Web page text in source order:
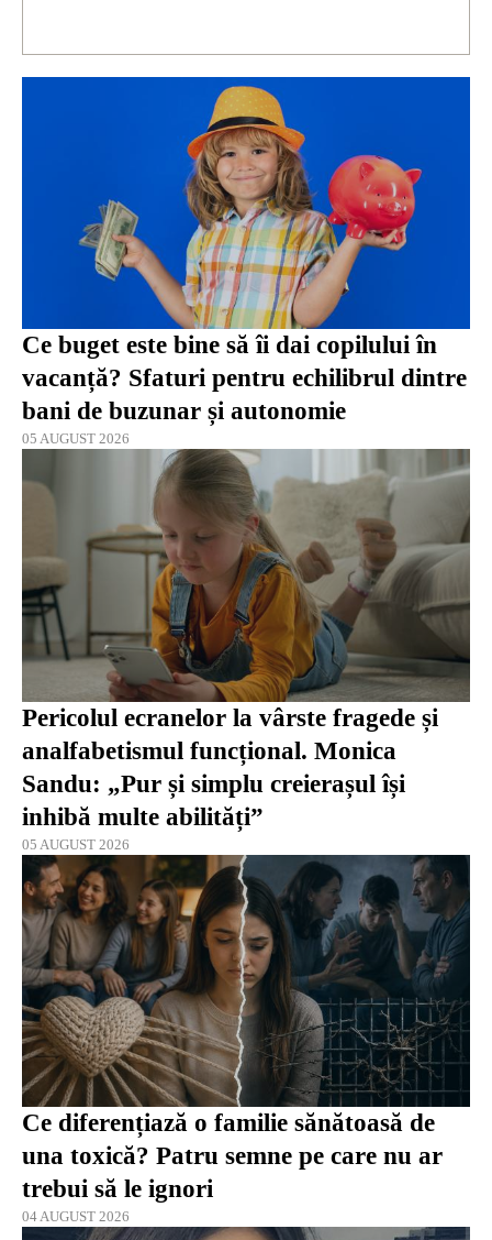
Ce buget este bine să îi dai copilului în
vacanță? Sfaturi pentru echilibrul dintre
bani de buzunar și autonomie
05 AUGUST 2026
Pericolul ecranelor la vârste fragede și
analfabetismul funcțional. Monica
Sandu: „Pur și simplu creierașul își
inhibă multe abilități”
05 AUGUST 2026
Ce diferențiază o familie sănătoasă de
una toxică? Patru semne pe care nu ar
trebui să le ignori
04 AUGUST 2026